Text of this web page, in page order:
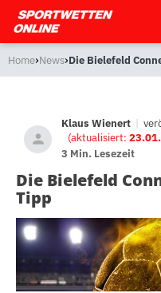
Home›News›Die Bielefeld
Klaus Wienert |
(aktualisiert:
3 Min. Lesezeit
Die Bielefeld
Tipp